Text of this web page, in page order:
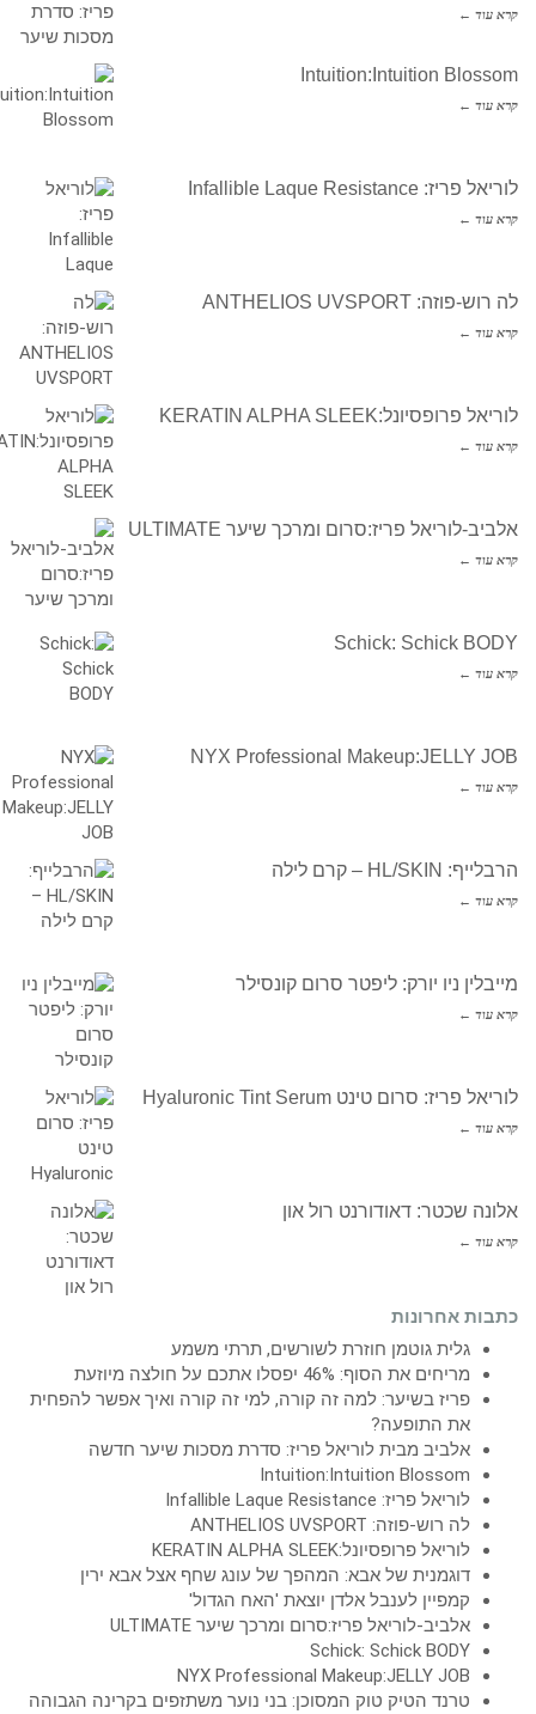
קרא עוד ←
Intuition:Intuition Blossom
קרא עוד ←
לוריאל פריז: Infallible Laque Resistance
קרא עוד ←
לה רוש-פוזה: ANTHELIOS UVSPORT
קרא עוד ←
לוריאל פרופסיונל:KERATIN ALPHA SLEEK
קרא עוד ←
אלביב-לוריאל פריז:סרום ומרכך שיער ULTIMATE
קרא עוד ←
Schick: Schick BODY
קרא עוד ←
NYX Professional Makeup:JELLY JOB
קרא עוד ←
הרבלייף: HL/SKIN – קרם לילה
קרא עוד ←
מייבלין ניו יורק: ליפטר סרום קונסילר
קרא עוד ←
לוריאל פריז: סרום טינט Hyaluronic Tint Serum
קרא עוד ←
אלונה שכטר: דאודורנט רול און
קרא עוד ←
כתבות אחרונות
גלית גוטמן חוזרת לשורשים, תרתי משמע
מריחים את הסוף: 46% יפסלו אתכם על חולצה מיוזעת
פריז בשיער: למה זה קורה, למי זה קורה ואיך אפשר להפחית
את התופעה?
אלביב מבית לוריאל פריז: סדרת מסכות שיער חדשה
Intuition:Intuition Blossom
לוריאל פריז: Infallible Laque Resistance
לה רוש-פוזה: ANTHELIOS UVSPORT
לוריאל פרופסיונל:KERATIN ALPHA SLEEK
דוגמנית של אבא: המהפך של עונג שחף אצל אבא ירין
קמפיין לענבל אלדן יוצאת 'האח הגדול'
אלביב-לוריאל פריז:סרום ומרכך שיער ULTIMATE
Schick: Schick BODY
NYX Professional Makeup:JELLY JOB
טרנד הטיק טוק המסוכן: בני נוער משתזפים בקרינה הגבוהה